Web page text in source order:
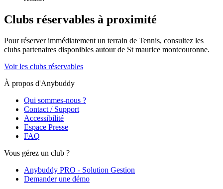
Clubs réservables à proximité
Pour réserver immédiatement un terrain de Tennis, consultez les
clubs partenaires disponibles autour de St maurice montcouronne.
Voir les clubs réservables
À propos d'Anybuddy
Qui sommes-nous ?
Contact / Support
Accessibilité
Espace Presse
FAQ
Vous gérez un club ?
Anybuddy PRO - Solution Gestion
Demander une démo